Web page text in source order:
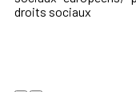
droits sociaux